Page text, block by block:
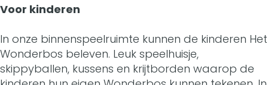
n
h
e
k
e
o
e
k
e
n
h
o
e
k
P
a
n
Voor kinderen
In onze binnenspeelruimte kunnen de kinderen Het
Wonderbos beleven. Leuk speelhuisje,
skippyballen, kussens en krijtborden waarop de